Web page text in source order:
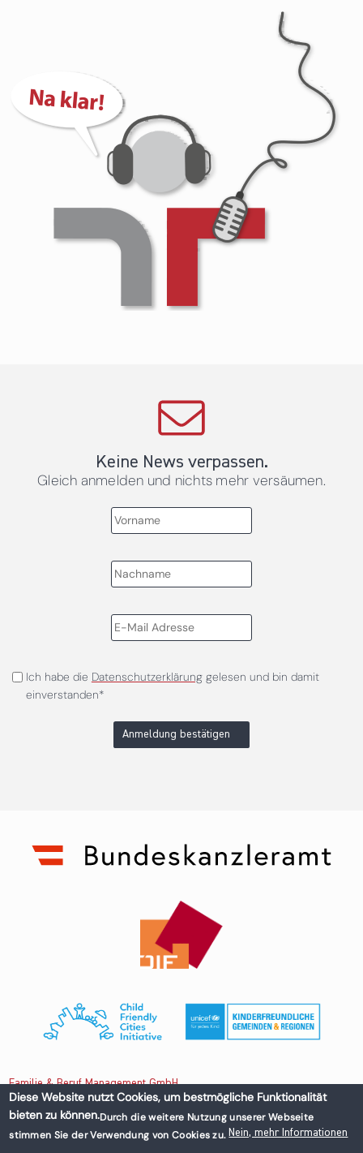
Keine News verpassen.
Gleich anmelden und nichts mehr versäumen.
Ich habe die Datenschutzerklärunggelesen und bin damit
einverstanden*
Anmeldung bestätigen
Familie & Beruf Management GmbH
Untere Donaustraße 13-15/3 1020 Wien, Austria
+43 1 218 50 70
Diese Website nutzt Cookies, um bestmögliche Funktionalität
bieten zu können.Durch die weitere Nutzung unserer Webseite
stimmen Sie der Verwendung von Cookies zu. Nein, mehr Informationen